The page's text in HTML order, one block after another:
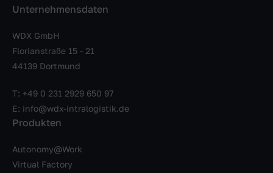
Unternehmensdaten
WDX GmbH
Florianstraße 15 - 21
44139 Dortmund
T: +49 0 231 2929 650 97
E: info@wdx-intralogistik.de
Produkten
Autonomy@Work
Virtual Factory